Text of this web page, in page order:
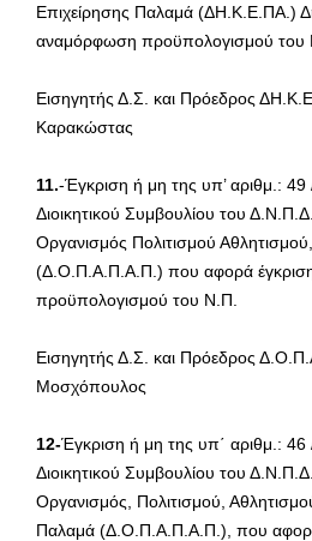
Επιχείρησης Παλαμά (ΔΗ.Κ.Ε.ΠΑ.)
αναμόρφωση προϋπολογισμού του
Εισηγητής Δ.Σ. και Πρόεδρος
Καρακώστας
11.-Έγκριση ή μη της υπ’ αριθμ.:
Διοικητικού Συμβουλίου του
Οργανισμός Πολιτισμού
(Δ.Ο.Π.Α.Π.Α.Π.) που αφορά
προϋπολογισμού του Ν.Π.
Εισηγητής Δ.Σ. και Πρόεδρος
Μοσχόπουλος
12-Έγκριση ή μη της υπ΄ αριθμ.:
Διοικητικού Συμβουλίου του
Οργανισμός, Πολιτισμού,
Παλαμά (Δ.Ο.Π.Α.Π.Α.Π.), που αφορά